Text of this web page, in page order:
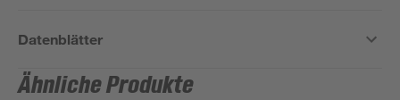
Datenblätter
Ähnliche Produkte